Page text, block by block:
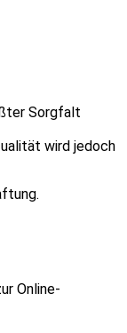
Sorgfalt
wird jedoch
Online-